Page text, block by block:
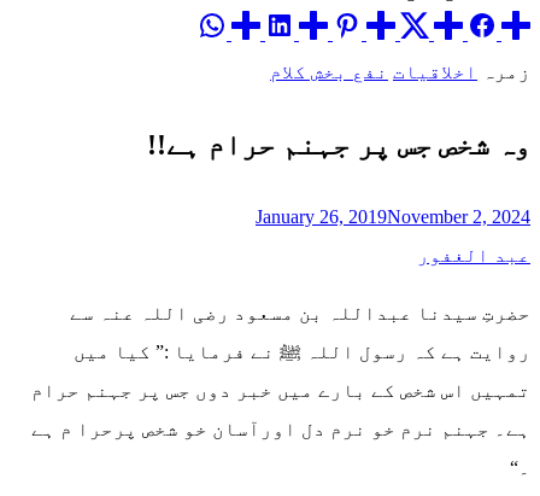
زمرہ اخلاقیات نفع بخش کلام
وہ شخص جس پر جہنم حرام ہے!!
January 26, 2019November 2, 2024
عبد الغفور
حضرتِ سیدنا عبداللہ بن مسعود رضی اللہ عنہ سے
روایت ہے کہ رسول اللہ ﷺ نے فرمایا :” کیا میں
تمہیں اس شخص کے بارے میں خبر دوں جس پر جہنم حرام
ہے۔ جہنم نرم خو نرم دل اورآسان خو شخص پرحرا م ہے
۔“